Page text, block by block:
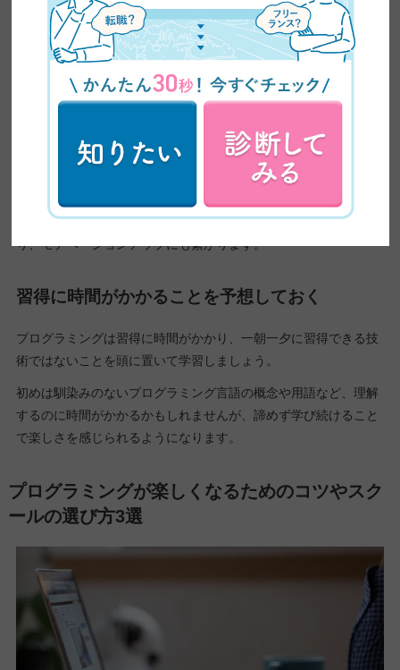
面白くなっていきます。
初めは比較的取り組みやすい言語からスタートして、プログラミ
ングができるようになってきたら徐々に難易度の高いものに挑戦
初めて作ったコンテンツに良い反応が返ってくる。
クライアントから信頼されるようになって少しずつ報酬がアップ
こうした体験で楽しさを感じるのはもちろん、大きな自信に繋が
り、モチベーションアップにも繋がります。
習得に時間がかかることを予想しておく
プログラミングは習得に時間がかかり、一朝一夕に習得できる技
術ではないことを頭に置いて学習しましょう。
初めは馴染みのないプログラミング言語の概念や用語など、理解
するのに時間がかかるかもしれませんが、諦めず学び続けること
で楽しさを感じられるようになります。
プログラミングが楽しくなるためのコツやスク
ールの選び方3選